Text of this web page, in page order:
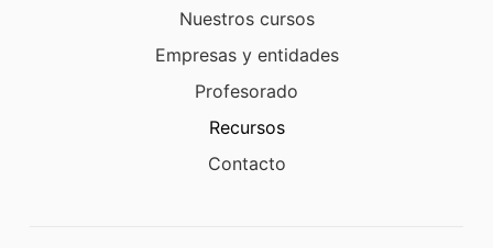
Nuestros cursos
Empresas y entidades
Profesorado
Recursos
Contacto